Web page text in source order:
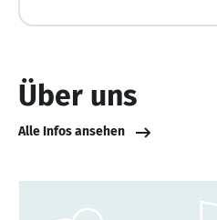
Über uns
Alle Infos ansehen